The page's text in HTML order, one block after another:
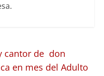
cantor de don
en mes del Adulto